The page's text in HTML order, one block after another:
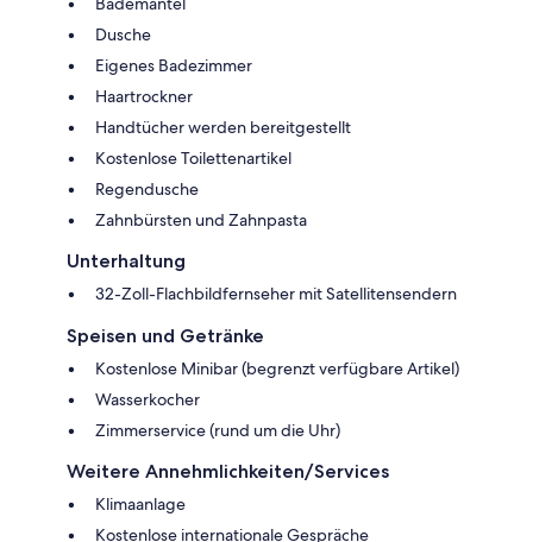
Dusche
Eigenes Badezimmer
Haartrockner
Handtücher werden bereitgestellt
Kostenlose Toilettenartikel
Regendusche
Zahnbürsten und Zahnpasta
Unterhaltung
32-Zoll-Flachbildfernseher mit Satellitensendern
Speisen und Getränke
Kostenlose Minibar (begrenzt verfügbare Artikel)
Wasserkocher
Zimmerservice (rund um die Uhr)
Weitere Annehmlichkeiten/Services
Klimaanlage
Kostenlose internationale Gespräche